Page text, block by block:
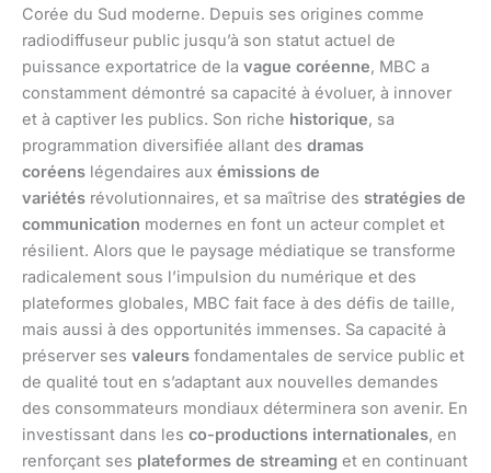
Corée du Sud moderne. Depuis ses origines comme
radiodiffuseur public jusqu’à son statut actuel de
puissance exportatrice de la vague coréenne, MBC a
constamment démontré sa capacité à évoluer, à innover
et à captiver les publics. Son riche historique, sa
programmation diversifiée allant des dramas
coréens légendaires aux émissions de
variétés révolutionnaires, et sa maîtrise des stratégies de
communication modernes en font un acteur complet et
résilient. Alors que le paysage médiatique se transforme
radicalement sous l’impulsion du numérique et des
plateformes globales, MBC fait face à des défis de taille,
mais aussi à des opportunités immenses. Sa capacité à
préserver ses valeurs fondamentales de service public et
de qualité tout en s’adaptant aux nouvelles demandes
des consommateurs mondiaux déterminera son avenir. En
investissant dans les co-productions internationales, en
renforçant ses plateformes de streaming et en continuant